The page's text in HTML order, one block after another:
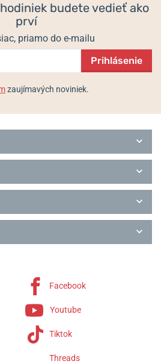
budete vedieť ako
prví
priamo do e-mailu
Prihlásenie
zaujímavých noviniek.
Facebook
Youtube
Tiktok
Threads